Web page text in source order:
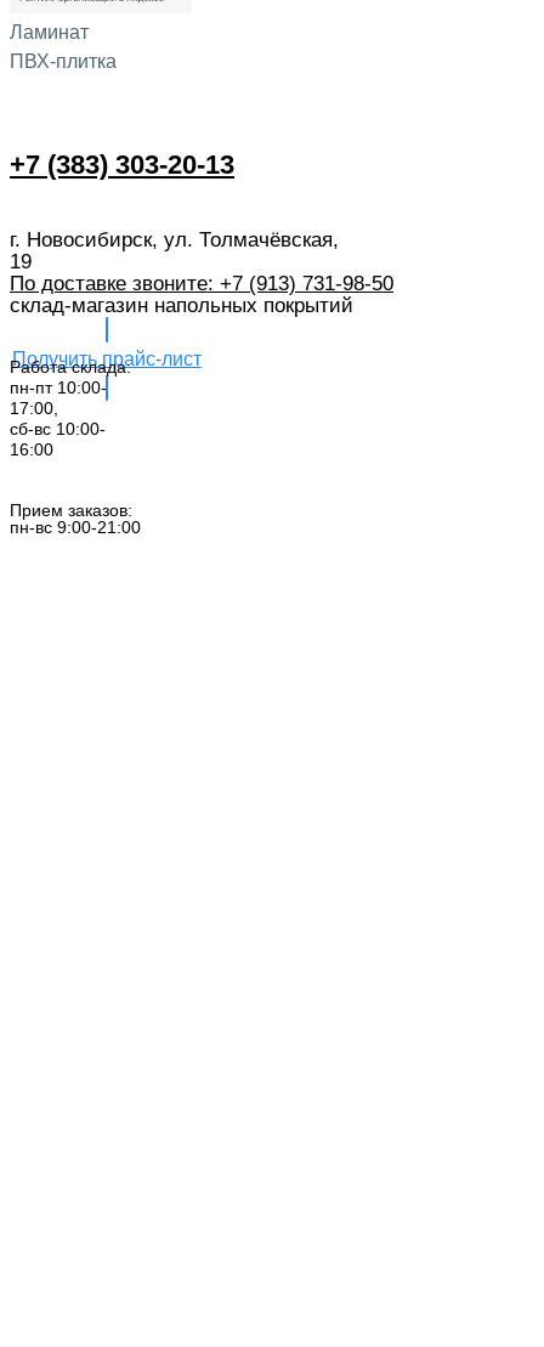
+7 (383) 303-20-13
г. Новосибирск, ул. Толмачёвская,
19
По доставке звоните: +7 (913) 731-98-50‬
склад-магазин напольных покрытий
Получить прайс-лист
Работа склада:
пн-пт 10:00-
17:00,
сб-вс 10:00-
16:00
Прием заказов:
пн-вс 9:00-21:00
Ламинат
ПВХ-плитка